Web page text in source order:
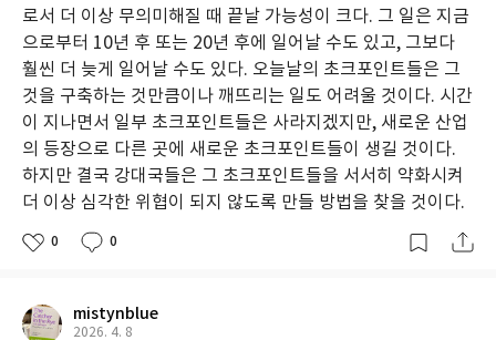
로서 더 이상 무의미해질 때 끝날 가능성이 크다. 그 일은 지금
으로부터 10년 후 또는 20년 후에 일어날 수도 있고, 그보다
훨씬 더 늦게 일어날 수도 있다. 오늘날의 초크포인트들은 그
것을 구축하는 것만큼이나 깨뜨리는 일도 어려울 것이다. 시간
이 지나면서 일부 초크포인트들은 사라지겠지만, 새로운 산업
의 등장으로 다른 곳에 새로운 초크포인트들이 생길 것이다.
하지만 결국 강대국들은 그 초크포인트들을 서서히 약화시켜
더 이상 심각한 위협이 되지 않도록 만들 방법을 찾을 것이다.
0 0
mistynblue
2026. 4. 8